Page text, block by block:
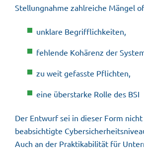
Stellungnahme zahlreiche Mängel
unklare Begrifflichkeiten,
fehlende Kohärenz der
zu weit gefasste Pflichten,
eine überstarke Rolle des BSI
Der Entwurf sei in dieser Form
beabsichtigte
Auch an der Praktikabilität für